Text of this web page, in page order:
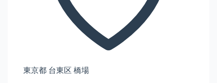
東京都 台東区 橋場